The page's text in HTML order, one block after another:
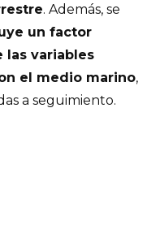
. Además, se
un factor
las variables
el medio marino,
a seguimiento.